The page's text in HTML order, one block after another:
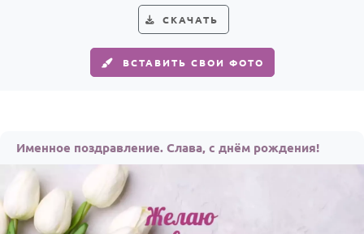
СКАЧАТЬ
ВСТАВИТЬ СВОИ ФОТО
Именное поздравление. Слава, с днём рождения!